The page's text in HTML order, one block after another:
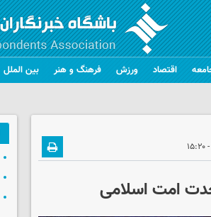
اقتصاد ورزش فرهنگ و هنر بین الملل
امت اسلامی